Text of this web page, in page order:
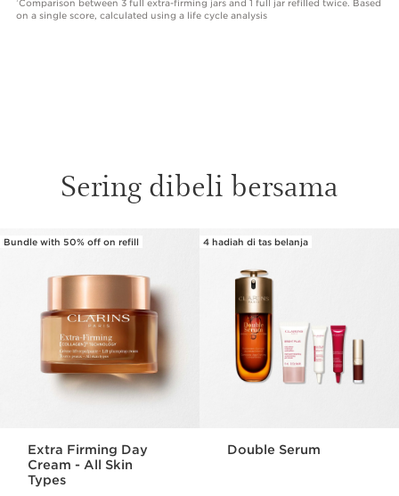
Comparison between 3 full extra-firming jars and 1 full jar refilled twice. Based
on a single score, calculated using a life cycle analysis
Sering dibeli bersama
SKIP SECTION CONTENT
Bundle with 50% off on refill
Extra Firming Day
Cream - All Skin
Types
4 hadiah di tas belanja
Double Serum